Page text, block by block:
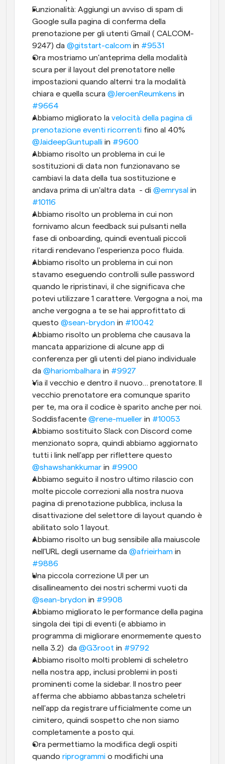
Funzionalità: Aggiungi un avviso di spam di
Google sulla pagina di conferma della
prenotazione per gli utenti Gmail ( CALCOM-
9247) da @gitstart-calcom in #9531
Ora mostriamo un'anteprima della modalità
scura per il layout del prenotatore nelle
impostazioni quando alterni tra la modalità
chiara e quella scura @JeroenReumkens
#9664
Abbiamo migliorato la velocità della pagina di
prenotazione eventi ricorrenti
@JaideepGuntupalli in #9600
Abbiamo risolto un problema in cui le
sostituzioni di data non funzionavano se
cambiavi la data della tua sostituzione e
andava prima di un'altra data  - di @emrysal
#10116
Abbiamo risolto un problema in cui non
fornivamo alcun feedback sui pulsanti nella
fase di onboarding, quindi eventuali piccoli
ritardi rendevano l'esperienza poco fluida.
Abbiamo risolto un problema in cui non
stavamo eseguendo controlli sulle password
quando le ripristinavi, il che significava che
potevi utilizzare 1 carattere. Vergogna a noi, ma
anche vergogna a te se hai approfittato di
questo @sean-brydon in #10042
Abbiamo risolto un problema che causava la
mancata apparizione di alcune app di
conferenza per gli utenti del piano individuale
da @hariombalhara in #9927
Via il vecchio e dentro il nuovo… prenotatore. Il
vecchio prenotatore era comunque sparito
per te, ma ora il codice è sparito anche per noi.
Soddisfacente @rene-mueller in #10053
Abbiamo sostituito Slack con Discord come
menzionato sopra, quindi abbiamo aggiornato
@shawshankkumar in #9900
Abbiamo seguito il nostro ultimo rilascio con
molte piccole correzioni alla nostra nuova
pagina di prenotazione pubblica, inclusa la
disattivazione del selettore di layout quando è
abilitato solo 1 layout.
Abbiamo risolto un bug sensibile alla maiuscole
nell'URL degli username da @afrieirham
#9886
Una piccola correzione UI per un
@sean-brydon in #9908
Abbiamo migliorato le performance della pagina
singola dei tipi di eventi (e abbiamo in
programma di migliorare enormemente questo
nella 3.2)  da @G3root in #9792
Abbiamo risolto molti problemi di scheletro
nella nostra app, inclusi problemi in posti
prominenti come la sidebar. Il nostro peer
afferma che abbiamo abbastanza scheletri
nell'app da registrare ufficialmente come un
cimitero, quindi sospetto che non siamo
completamente a posto qui.
Ora permettiamo la modifica degli ospiti
quando riprogrammi o modifichi una